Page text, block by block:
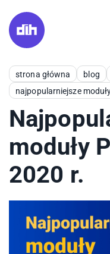
strona główna blog
najpopularniejsze
moduły
2020 r.